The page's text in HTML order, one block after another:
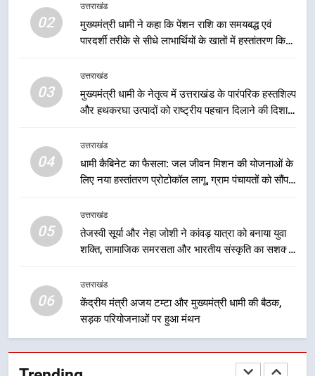
02
उत्तराखंड
मुख्यमंत्री धामी ने कहा कि पेंशन राशि का समयबद्ध एवं
पारदर्शी तरीके से सीधे लाभार्थियों के खातों में हस्तांतरण किया
लाभ मिल रहा है
03
उत्तराखंड
मुख्यमंत्री धामी के नेतृत्व में उत्तराखंड के पारंपरिक हस्तशिल्प
और हथकरघा उत्पादों को राष्ट्रीय पहचान दिलाने की दिशा में
04
उत्तराखंड
धामी कैबिनेट का फैसला: जल जीवन मिशन की योजनाओं के
लिए नया हस्तांतरण प्रोटोकॉल लागू, ग्राम पंचायतों को सौंपने
05
उत्तराखंड
तेजस्वी सूर्या और नेहा जोशी ने कांवड़ यात्रा को बनाया युवा
शक्ति, सामाजिक समरसता और भारतीय संस्कृति का सशक्त
06
उत्तराखंड
केंद्रीय मंत्री अजय टम्टा और मुख्यमंत्री धामी की बैठक,
सड़क परियोजनाओं पर हुआ मंथन
विकास की नई दिशा
उत्तराखंड
समयबद्ध एवं पारदर्शी तरीके से सीधे
लाभार्थियों के खातों में हस्तांतरण किया जा
उत्तराखंड
3
मुख्यमंत्री धामी के नेतृत्व में उत्तराखंड के
पारंपरिक हस्तशिल्प और हथकरघा उत्पादों
4
प्रोटोकॉल लागू, ग्राम पंचायतों को सौंपने
की प्रक्रिया होगी और प्रभावी
उत्तराखंड
5
तेजस्वी सूर्या और नेहा जोशी ने कांवड़
यात्रा को बनाया युवा शक्ति, सामाजिक